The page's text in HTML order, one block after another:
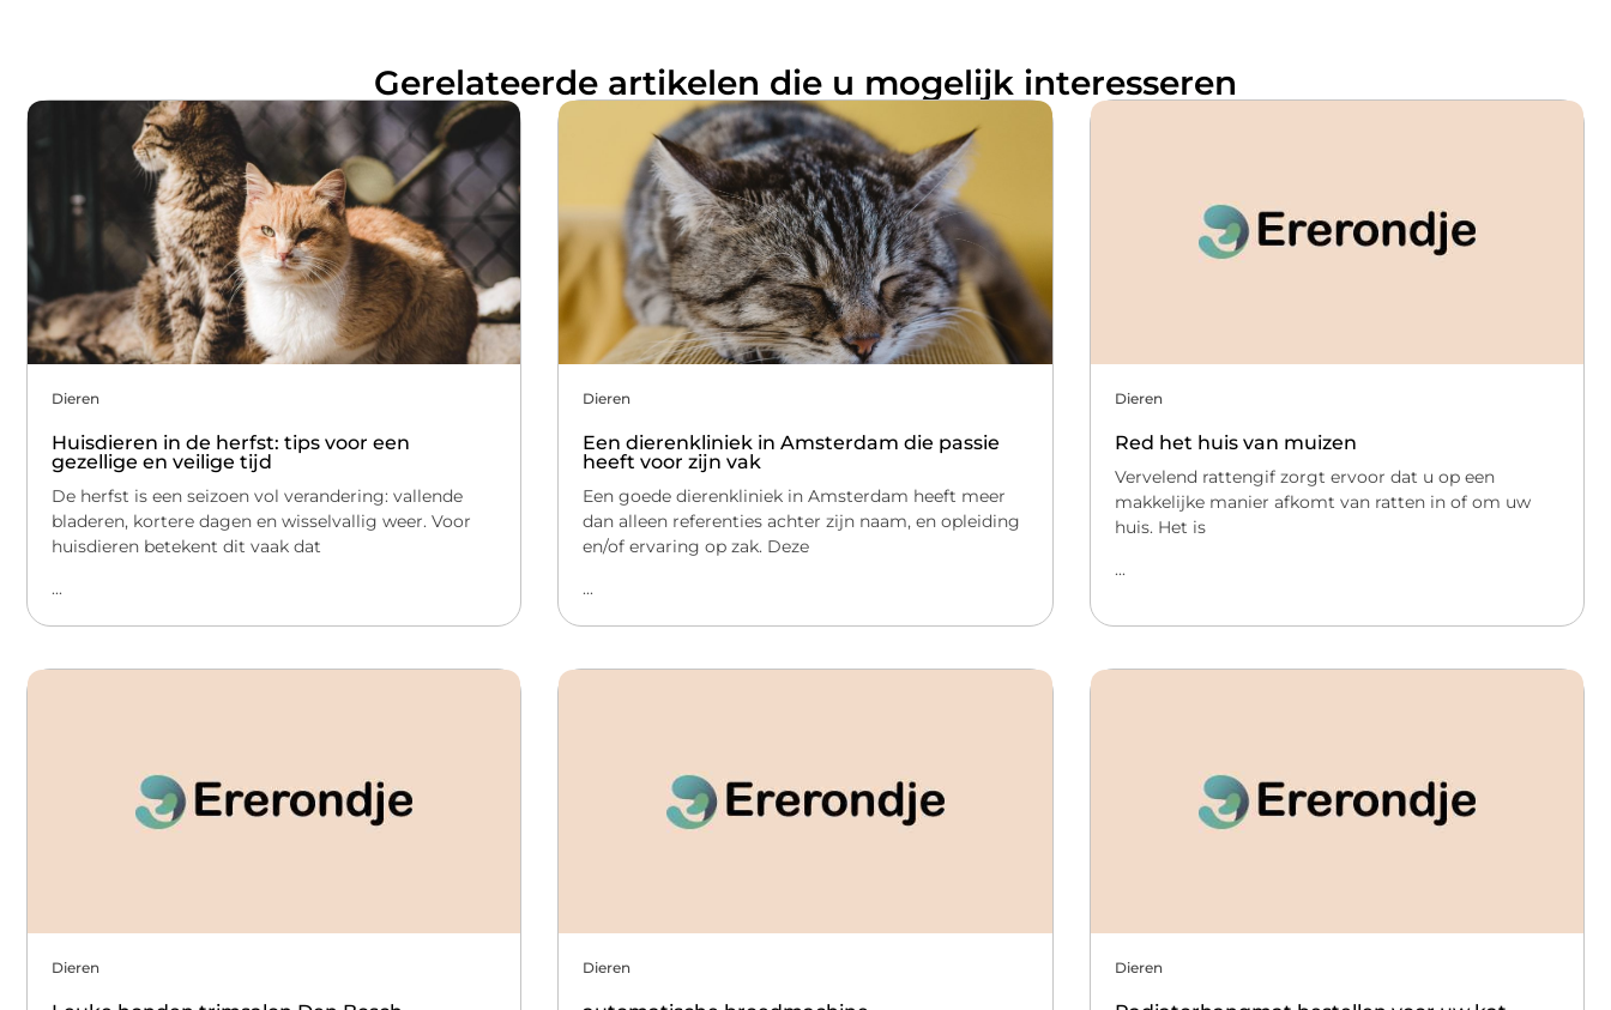
Gerelateerde artikelen die u mogelijk interesseren
Dieren
Huisdieren in de herfst: tips voor een
gezellige en veilige tijd
De herfst is een seizoen vol verandering: vallende
bladeren, kortere dagen en wisselvallig weer. Voor
huisdieren betekent dit vaak dat
...
Dieren
Een dierenkliniek in Amsterdam die passie
heeft voor zijn vak
Een goede dierenkliniek in Amsterdam heeft meer
dan alleen referenties achter zijn naam, en opleiding
en/of ervaring op zak. Deze
...
Dieren
Red het huis van muizen
Vervelend rattengif zorgt ervoor dat u op een
makkelijke manier afkomt van ratten in of om uw
huis. Het is
...
Dieren Dieren Dieren